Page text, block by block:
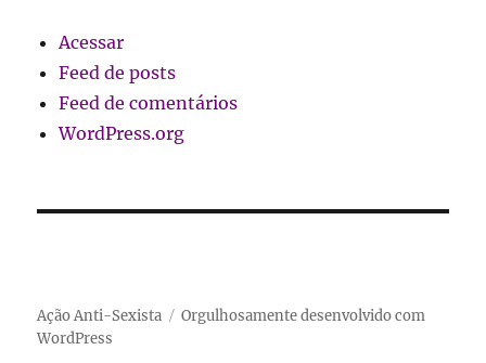
Acessar
Feed de posts
Feed de comentários
WordPress.org
Ação Anti-Sexista
Orgulhosamente desenvolvido com
WordPress